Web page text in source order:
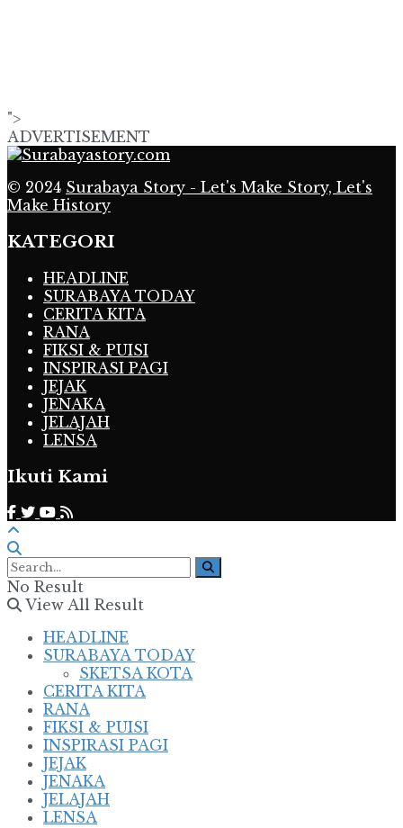
">
ADVERTISEMENT
© 2024 Surabaya Story - Let's Make Story, Let's
Make History
KATEGORI
HEADLINE
SURABAYA TODAY
CERITA KITA
RANA
FIKSI & PUISI
INSPIRASI PAGI
JEJAK
JENAKA
JELAJAH
LENSA
Ikuti Kami
No Result
View All Result
HEADLINE
SURABAYA TODAY
SKETSA KOTA
CERITA KITA
RANA
FIKSI & PUISI
INSPIRASI PAGI
JEJAK
JENAKA
JELAJAH
LENSA